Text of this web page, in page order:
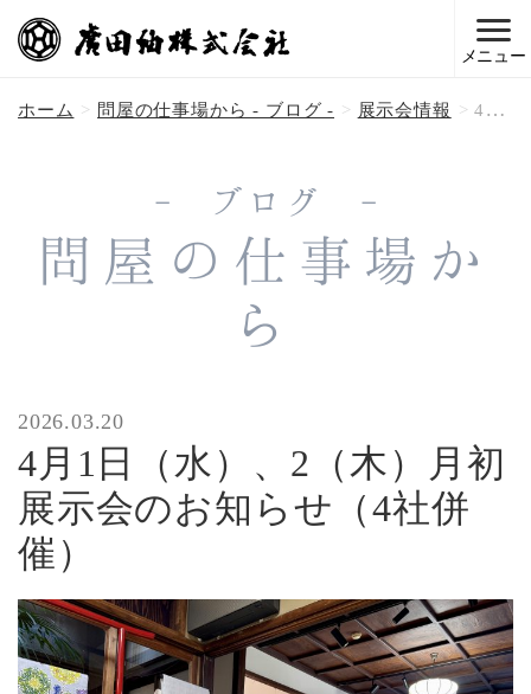
メニュー
ホーム 問屋の仕事場から - ブログ - 展示会情報 4月1日（水）、2（木）月初展示会のお知らせ（4社併催）
- ブログ -
問屋の仕事場か
ら
2026.03.20
4月1日（水）、2（木）月初
展示会のお知らせ（4社併
催）